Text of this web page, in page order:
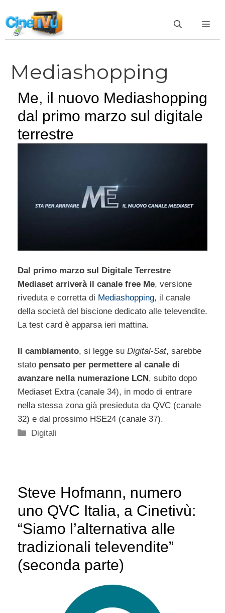
al
contenuto
Mediashopping
Me, il nuovo Mediashopping
dal primo marzo sul digitale
terrestre
Dal primo marzo sul Digitale Terrestre
Mediaset arriverà il canale free Me, versione
riveduta e corretta di Mediashopping, il canale
della società del biscione dedicato alle televendite.
La test card è apparsa ieri mattina.
Il cambiamento, si legge su Digital-Sat, sarebbe
stato pensato per permettere al canale di
avanzare nella numerazione LCN , subito dopo
Mediaset Extra (canale 34), in modo di entrare
nella stessa zona già presieduta da QVC (canale
32) e dal prossimo HSE24 (canale 37).
Categorie
Digitali
Steve Hofmann, numero
uno QVC Italia, a Cinetivù:
“Siamo l’alternativa alle
tradizionali televendite”
(seconda parte)